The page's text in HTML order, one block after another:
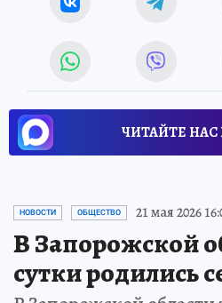
ЧИТАЙТЕ НАС
НОВОСТИ ОБЩЕСТВО 21 мая 2026
В Запорожской
сутки родились